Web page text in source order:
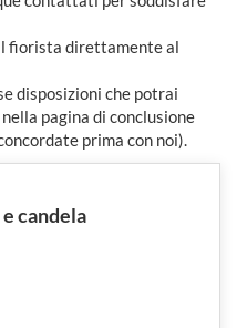
fiorista direttamente al
disposizioni che potrai
pagina di conclusione
prima con noi).
candela